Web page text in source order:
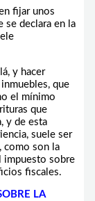
fijar unos
se declara en la
y hacer
que
el mínimo
que
y de esta
suele ser
como son la
impuesto sobre
fiscales.
LA